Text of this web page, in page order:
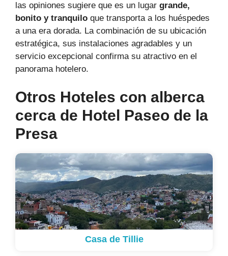
las opiniones sugiere que es un lugar grande,
bonito y tranquilo que transporta a los huéspedes
a una era dorada. La combinación de su ubicación
estratégica, sus instalaciones agradables y un
servicio excepcional confirma su atractivo en el
panorama hotelero.
Otros Hoteles con alberca
cerca de Hotel Paseo de la
Presa
Casa de Tillie